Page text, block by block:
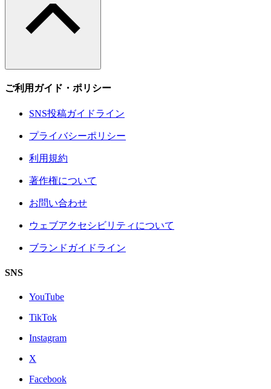
ご利用ガイド・ポリシー
SNS投稿ガイドライン
プライバシーポリシー
利用規約
著作権について
お問い合わせ
ウェブアクセシビリティについて
ブランドガイドライン
SNS
YouTube
TikTok
Instagram
X
Facebook